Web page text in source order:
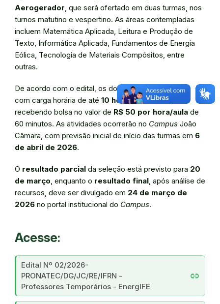
Aerogerador, que será ofertado em duas turmas, nos
turnos matutino e vespertino. As áreas contempladas
incluem Matemática Aplicada, Leitura e Produção de
Texto, Informática Aplicada, Fundamentos de Energia
Eólica, Tecnologia de Materiais Compósitos, entre
outras.
De acordo com o edital, os docentes poderão atuar
com carga horária de até 10 horas semanais
recebendo bolsa no valor de R$ 50 por hora/aula de
60 minutos. As atividades ocorrerão no Campus João
Câmara, com previsão inicial de início das turmas em 6
de abril de 2026.
O resultado parcial da seleção está previsto para 20
de março, enquanto o resultado final, após análise de
recursos, deve ser divulgado em 24 de março de
2026 no portal institucional do Campus.
Acesse:
link
Edital Nº 02/2026-
PRONATEC/DG/JC/RE/IFRN -
Professores Temporários - EnergIFE